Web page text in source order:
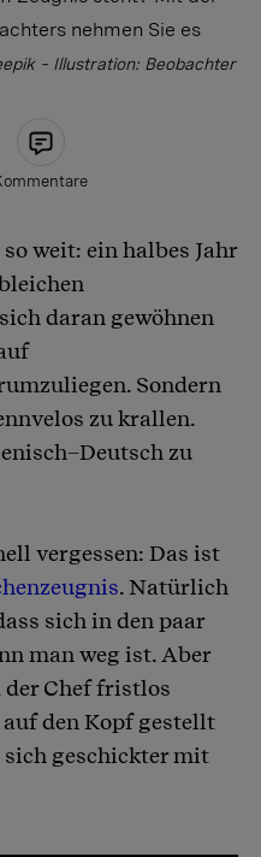
nehmen Sie es
– Illustration: Beobachter
weit: ein halbes Jahr
daran gewöhnen
Sondern
zu krallen.
zu
vergessen: Das ist
. Natürlich
sich in den paar
man weg ist. Aber
Chef fristlos
den Kopf gestellt
sich geschickter mit